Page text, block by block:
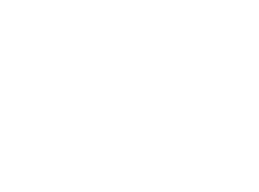
تحقق من الباقي!